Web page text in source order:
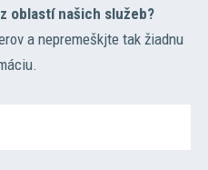
oblastí našich služeb?
a nepremeškjte tak žiadnu